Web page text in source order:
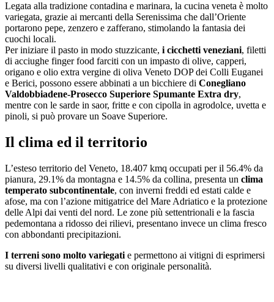
Legata alla tradizione contadina e marinara, la cucina veneta è molto
variegata, grazie ai mercanti della Serenissima che dall’Oriente
portarono pepe, zenzero e zafferano, stimolando la fantasia dei
cuochi locali.
Per iniziare il pasto in modo stuzzicante, i cicchetti veneziani, filetti
di acciughe finger food farciti con un impasto di olive, capperi,
origano e olio extra vergine di oliva Veneto DOP dei Colli Euganei
e Berici, possono essere abbinati a un bicchiere di Conegliano
Valdobbiadene-Prosecco Superiore Spumante Extra dry,
mentre con le sarde in saor, fritte e con cipolla in agrodolce, uvetta e
pinoli, si può provare un Soave Superiore.
Il clima ed il territorio
L’esteso territorio del Veneto, 18.407 kmq occupati per il 56.4% da
pianura, 29.1% da montagna e 14.5% da collina, presenta un clima
temperato subcontinentale, con inverni freddi ed estati calde e
afose, ma con l’azione mitigatrice del Mare Adriatico e la protezione
delle Alpi dai venti del nord. Le zone più settentrionali e la fascia
pedemontana a ridosso dei rilievi, presentano invece un clima fresco
con abbondanti precipitazioni.
I terreni sono molto variegati e permettono ai vitigni di esprimersi
su diversi livelli qualitativi e con originale personalità.